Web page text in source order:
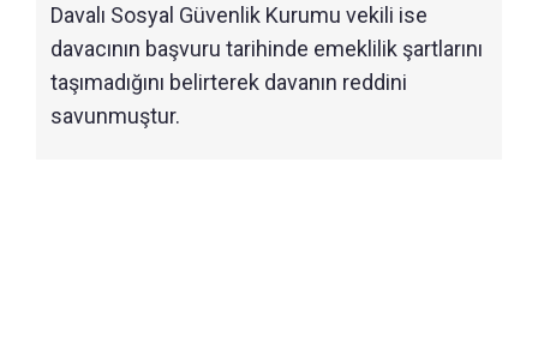
Davalı Sosyal Güvenlik Kurumu vekili ise
davacının başvuru tarihinde emeklilik şartlarını
taşımadığını belirterek davanın reddini
savunmuştur.